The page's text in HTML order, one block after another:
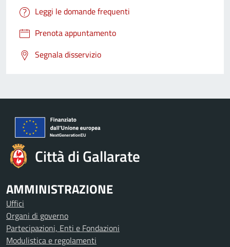
Leggi le domande frequenti
Prenota appuntamento
Segnala disservizio
Città di Gallarate
AMMINISTRAZIONE
Uffici
Organi di governo
Partecipazioni, Enti e Fondazioni
Modulistica e regolamenti